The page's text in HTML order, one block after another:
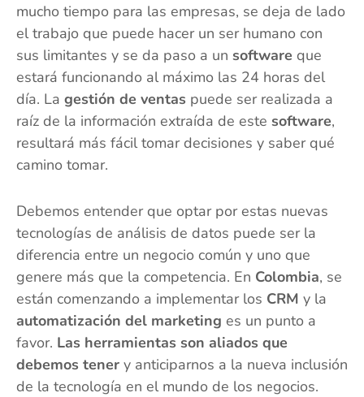
mucho tiempo para las empresas, se deja de lado
el trabajo que puede hacer un ser humano con
sus limitantes y se da paso a un software que
estará funcionando al máximo las 24 horas del
día. La gestión de ventas puede ser realizada a
raíz de la información extraída de este software,
resultará más fácil tomar decisiones y saber qué
camino tomar.
Debemos entender que optar por estas nuevas
tecnologías de análisis de datos puede ser la
diferencia entre un negocio común y uno que
genere más que la competencia. En Colombia, se
están comenzando a implementar los CRM y la
automatización del marketing es un punto a
favor. Las herramientas son aliados que
debemos tener y anticiparnos a la nueva inclusión
de la tecnología en el mundo de los negocios.